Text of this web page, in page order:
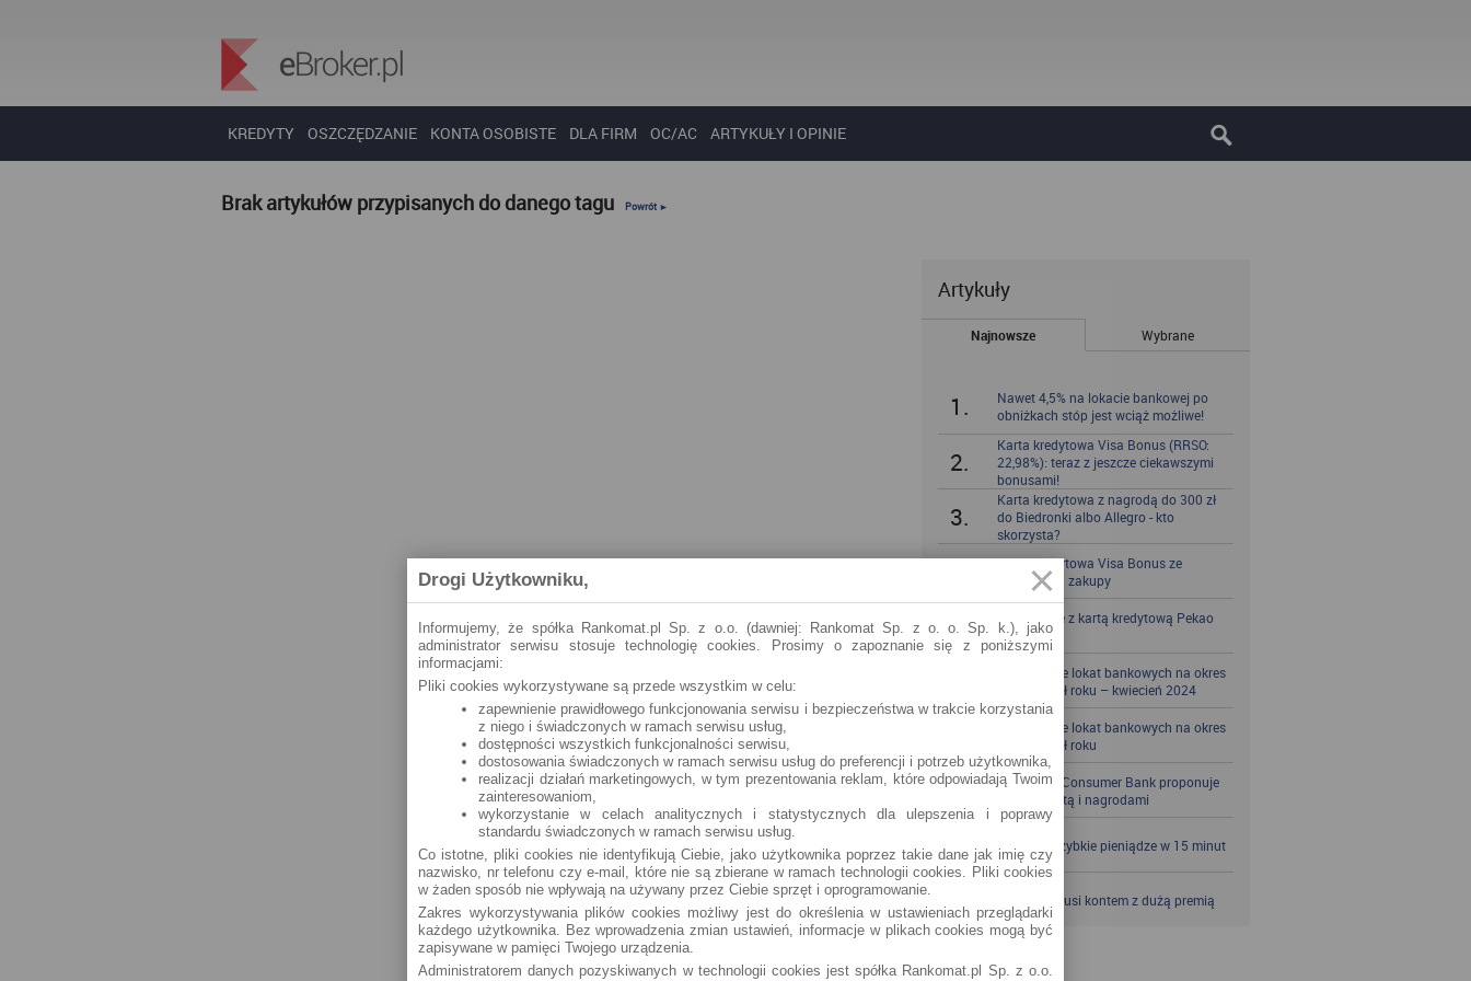
KREDYTY OSZCZĘDZANIE KONTA OSOBISTE DLA FIRM OC/AC ARTYKUŁY I OPINIE
Brak artykułów przypisanych do danego tagu Powrót ►
Artykuły
Najnowsze Wybrane
1.
Nawet 4,5% na lokacie bankowej po
obniżkach stóp jest wciąż możliwe!
2.
Karta kredytowa Visa Bonus (RRSO:
22,98%): teraz z jeszcze ciekawszymi
bonusami!
3.
Karta kredytowa z nagrodą do 300 zł
do Biedronki albo Allegro - kto
skorzysta?
Karta kredytowa Visa Bonus ze
zwrotem za zakupy
5.
Zbieraj mile z kartą kredytową Pekao
S.A.
Porównanie lokat bankowych na okres
powyżej pół roku – kwiecień 2024
Porównanie lokat bankowych na okres
powyżej pół roku
8.
Santander Consumer Bank proponuje
jesień z kartą i nagrodami
9. SKOK po szybkie pieniądze w 15 minut
10. VeloBank kusi kontem z dużą premią
Drogi Użytkowniku,
Informujemy, że spółka Rankomat.pl Sp. z o.o. (dawniej: Rankomat Sp. z o. o. Sp. k.), jako
administrator serwisu stosuje technologię cookies. Prosimy o zapoznanie się z poniższymi
informacjami:
Pliki cookies wykorzystywane są przede wszystkim w celu:
zapewnienie prawidłowego funkcjonowania serwisu i bezpieczeństwa w trakcie korzystania
z niego i świadczonych w ramach serwisu usług,
dostępności wszystkich funkcjonalności serwisu,
dostosowania świadczonych w ramach serwisu usług do preferencji i potrzeb użytkownika,
realizacji działań marketingowych, w tym prezentowania reklam, które odpowiadają Twoim
zainteresowaniom,
wykorzystanie w celach analitycznych i statystycznych dla ulepszenia i poprawy
standardu świadczonych w ramach serwisu usług.
Co istotne, pliki cookies nie identyfikują Ciebie, jako użytkownika poprzez takie dane jak imię czy
nazwisko, nr telefonu czy e-mail, które nie są zbierane w ramach technologii cookies. Pliki cookies
w żaden sposób nie wpływają na używany przez Ciebie sprzęt i oprogramowanie.
Zakres wykorzystywania plików cookies możliwy jest do określenia w ustawieniach przeglądarki
każdego użytkownika. Bez wprowadzenia zmian ustawień, informacje w plikach cookies mogą być
zapisywane w pamięci Twojego urządzenia.
Administratorem danych pozyskiwanych w technologii cookies jest spółka Rankomat.pl Sp. z o.o.